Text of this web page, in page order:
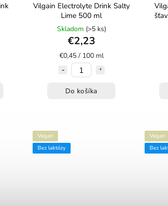
Vilgain Electrolyte Drink Salty
Lime 500 ml
Skladom (>5 ks)
€2,23
€0,45 / 100 ml
Do košíka
Vegan
Bez laktózy
Vegan
Bez